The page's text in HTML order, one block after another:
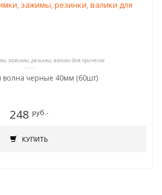
зажимы, резинки, валики для причесок
волна черные 40мм (60шт)
248 руб.-
КУПИТЬ